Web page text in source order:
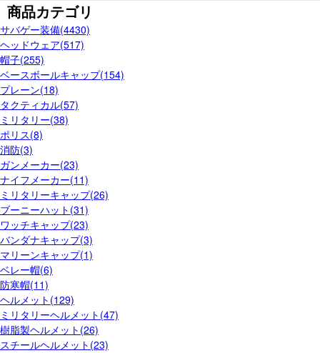
商品カテゴリ
サバゲー装備(4430)
ヘッドウェア(517)
帽子(255)
ベースボールキャップ(154)
プレーン(18)
タクティカル(57)
ミリタリー(38)
ポリス(8)
消防(3)
ガンメーカー(23)
ナイフメーカー(11)
ミリタリーキャップ(26)
ブーニーハット(31)
ワッチキャップ(23)
バンダナキャップ(3)
マリーンキャップ(1)
ベレー帽(6)
防寒帽(11)
ヘルメット(129)
ミリタリーヘルメット(47)
樹脂製ヘルメット(26)
スチールヘルメット(23)